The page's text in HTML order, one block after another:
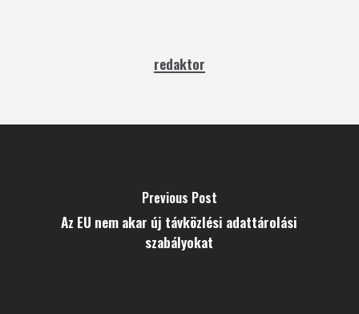
redaktor
Previous Post
Az EU nem akar új távközlési adattárolási
szabályokat